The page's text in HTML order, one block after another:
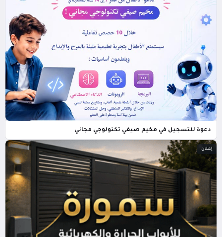
دعوة للتسجيل في مخيم صيفي تكنولوجي مجاني
إعلان